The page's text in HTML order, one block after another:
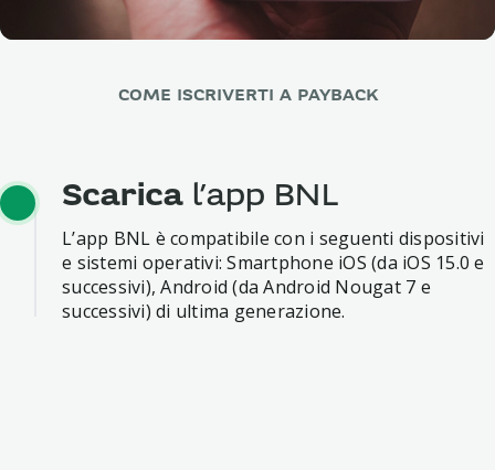
COME ISCRIVERTI A PAYBACK
Scarical’app BNL
L’app BNL è compatibile con i seguenti dispositivi
e sistemi operativi: Smartphone iOS (da iOS 15.0 e
successivi), Android (da Android Nougat 7 e
successivi) di ultima generazione.